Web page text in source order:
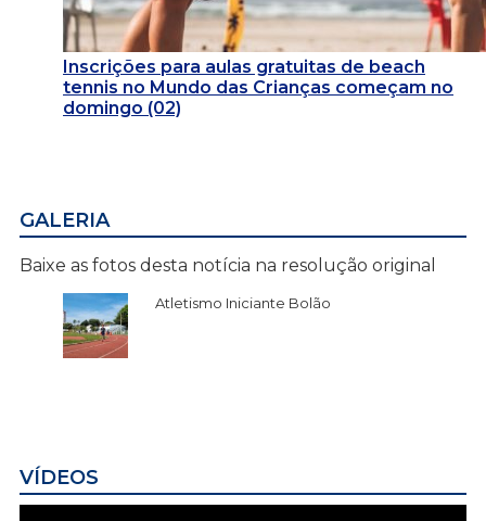
Inscrições para aulas gratuitas de beach
tennis no Mundo das Crianças começam no
domingo (02)
GALERIA
Baixe as fotos desta notícia na resolução original
Atletismo Iniciante Bolão
VÍDEOS